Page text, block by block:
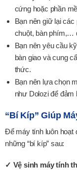
cứng hoặc phần
Bạn nên giữ lại
chuột, bàn phím,…
Bạn nên yêu cầu
bàn giao và cung
thức.
Bạn nên lựa chọn
như Dolozi để đảm
“Bí Kíp” Giúp
Để máy tính luôn hoạt
những “bí kíp” sau:
✓ Vệ sinh máy tính